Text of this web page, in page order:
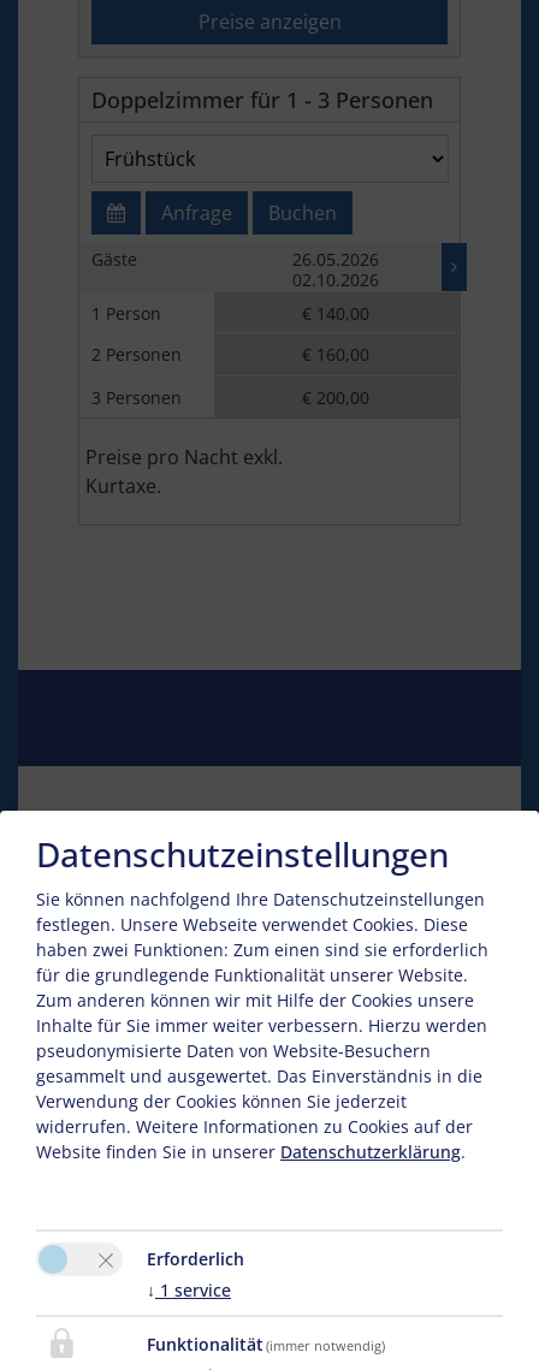
Preise anzeigen
Doppelzimmer für 1 - 3 Personen
Anfrage Buchen
Gäste
1 Person
2 Personen
3 Personen
26.05.2026
02.10.2026
€ 140,00
€ 160,00
€ 200,00
Preise pro Nacht exkl.
Kurtaxe.
Kontakt
Carmen Schwidrowitz
Mühlenstraße 11
17192 Waren (Müritz)
Tel. :+49 3991 633248
Fax : +49 3991 633254
E-Mail:info@mueritz-perle.de
Bitte aktivieren Sie in den Cookie Einstellungen die
Datenschutzeinstellungen
Sie können nachfolgend Ihre Datenschutzeinstellungen
festlegen. Unsere Webseite verwendet Cookies. Diese
haben zwei Funktionen: Zum einen sind sie erforderlich
für die grundlegende Funktionalität unserer Website.
Zum anderen können wir mit Hilfe der Cookies unsere
Inhalte für Sie immer weiter verbessern. Hierzu werden
pseudonymisierte Daten von Website-Besuchern
gesammelt und ausgewertet. Das Einverständnis in die
Verwendung der Cookies können Sie jederzeit
widerrufen. Weitere Informationen zu Cookies auf der
Website finden Sie in unserer Datenschutzerklärung.
Erforderlich
↓ 1 service
Funktionalität(immer notwendig)